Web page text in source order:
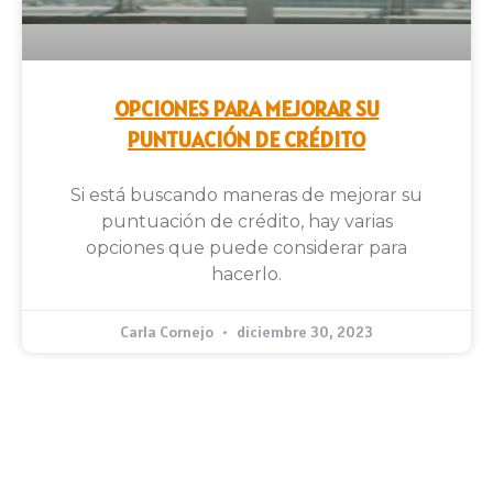
OPCIONES PARA MEJORAR SU
PUNTUACIÓN DE CRÉDITO
Si está buscando maneras de mejorar su
puntuación de crédito, hay varias
opciones que puede considerar para
hacerlo.
Carla Cornejo diciembre 30, 2023